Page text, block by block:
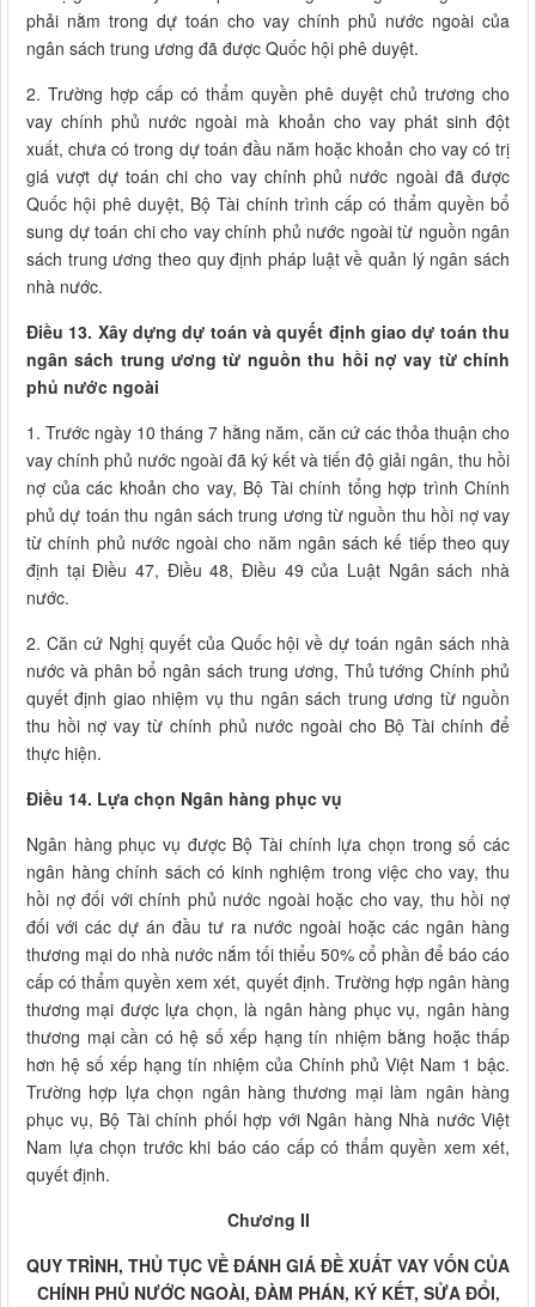
phải nằm trong dự toán cho vay chính phủ nước ngoài của
ngân sách trung ương đã được Quốc hội phê duyệt.
2. Trường hợp cấp có thẩm quyền phê duyệt chủ trương cho
vay chính phủ nước ngoài mà khoản cho vay phát sinh đột
xuất, chưa có trong dự toán đầu năm hoặc khoản cho vay có trị
giá vượt dự toán chi cho vay chính phủ nước ngoài đã được
Quốc hội phê duyệt, Bộ Tài chính trình cấp có thẩm quyền bổ
sung dự toán chi cho vay chính phủ nước ngoài từ nguồn ngân
sách trung ương theo quy định pháp luật về quản lý ngân sách
nhà nước.
Điều 13. Xây dựng dự toán và quyết định giao dự toán thu
ngân sách trung ương từ nguồn thu hồi nợ vay từ chính
phủ nước ngoài
1. Trước ngày 10 tháng 7 hằng năm, căn cứ các thỏa thuận cho
vay chính phủ nước ngoài đã ký kết và tiến độ giải ngân, thu hồi
nợ của các khoản cho vay, Bộ Tài chính tổng hợp trình Chính
phủ dự toán thu ngân sách trung ương từ nguồn thu hồi nợ vay
từ chính phủ nước ngoài cho năm ngân sách kế tiếp theo quy
định tại Điều 47, Điều 48, Điều 49 của Luật Ngân sách nhà
nước.
2. Căn cứ Nghị quyết của Quốc hội về dự toán ngân sách nhà
nước và phân bổ ngân sách trung ương, Thủ tướng Chính phủ
quyết định giao nhiệm vụ thu ngân sách trung ương từ nguồn
thu hồi nợ vay từ chính phủ nước ngoài cho Bộ Tài chính để
thực hiện.
Điều 14. Lựa chọn Ngân hàng phục vụ
Ngân hàng phục vụ được Bộ Tài chính lựa chọn trong số các
ngân hàng chính sách có kinh nghiệm trong việc cho vay, thu
hồi nợ đối với chính phủ nước ngoài hoặc cho vay, thu hồi nợ
đối với các dự án đầu tư ra nước ngoài hoặc các ngân hàng
thương mại do nhà nước nắm tối thiểu 50% cổ phần để báo cáo
cấp có thẩm quyền xem xét, quyết định. Trường hợp ngân hàng
thương mại được lựa chọn, là ngân hàng phục vụ, ngân hàng
thương mại cần có hệ số xếp hạng tín nhiệm bằng hoặc thấp
hơn hệ số xếp hạng tín nhiệm của Chính phủ Việt Nam 1 bậc.
Trường hợp lựa chọn ngân hàng thương mại làm ngân hàng
phục vụ, Bộ Tài chính phối hợp với Ngân hàng Nhà nước Việt
Nam lựa chọn trước khi báo cáo cấp có thẩm quyền xem xét,
quyết định.
Chương II
QUY TRÌNH, THỦ TỤC VỀ ĐÁNH GIÁ ĐỀ XUẤT VAY VỐN CỦA
CHÍNH PHỦ NƯỚC NGOÀI, ĐÀM PHÁN, KÝ KẾT, SỬA ĐỔI,